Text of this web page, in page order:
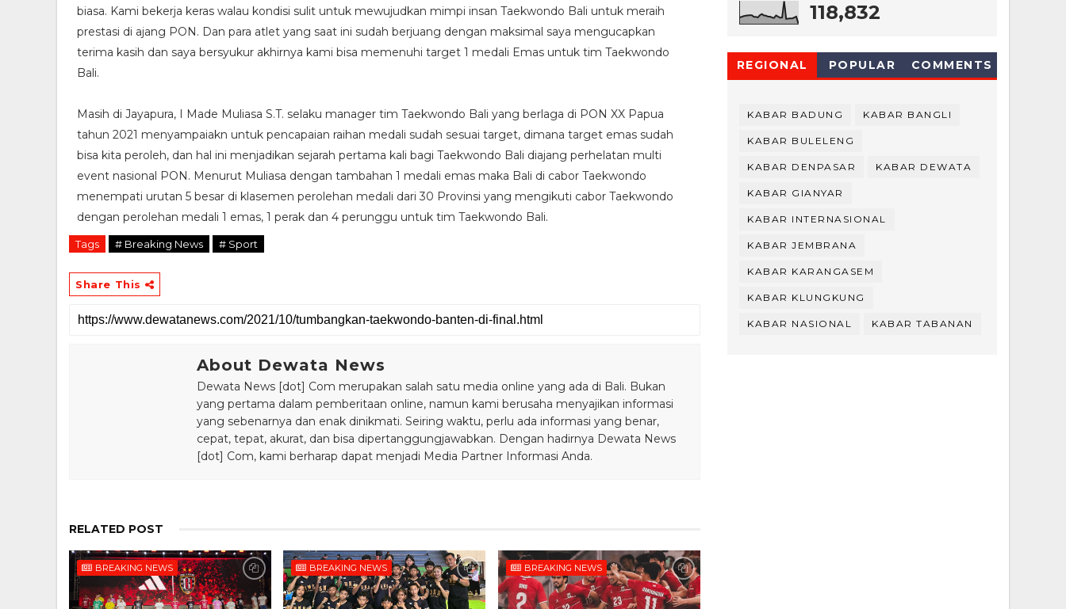
biasa. Kami bekerja keras walau kondisi sulit untuk mewujudkan mimpi insan Taekwondo Bali untuk meraih
prestasi di ajang PON. Dan para atlet yang saat ini sudah berjuang dengan maksimal saya mengucapkan
terima kasih dan saya bersyukur akhirnya kami bisa memenuhi target 1 medali Emas untuk tim Taekwondo
Bali.
Masih di Jayapura, I Made Muliasa S.T. selaku manager tim Taekwondo Bali yang berlaga di PON XX Papua
tahun 2021 menyampaiakn untuk pencapaian raihan medali sudah sesuai target, dimana target emas sudah
bisa kita peroleh, dan hal ini menjadikan sejarah pertama kali bagi Taekwondo Bali diajang perhelatan multi
event nasional PON. Menurut Muliasa dengan tambahan 1 medali emas maka Bali di cabor Taekwondo
menempati urutan 5 besar di klasemen perolehan medali dari 30 Provinsi yang mengikuti cabor Taekwondo
dengan perolehan medali 1 emas, 1 perak dan 4 perunggu untuk tim Taekwondo Bali.
Tags # Breaking News # Sport
Share This
About Dewata News
Dewata News [dot] Com merupakan salah satu media online yang ada di Bali. Bukan
yang pertama dalam pemberitaan online, namun kami berusaha menyajikan informasi
yang sebenarnya dan enak dinikmati. Seiring waktu, perlu ada informasi yang benar,
cepat, tepat, akurat, dan bisa dipertanggungjawabkan. Dengan hadirnya Dewata News
[dot] Com, kami berharap dapat menjadi Media Partner Informasi Anda.
RELATED POST
BREAKING NEWS BREAKING NEWS BREAKING NEWS
118,832
REGIONAL POPULAR COMMENTS
KABAR BADUNG KABAR BANGLI
KABAR BULELENG
KABAR DENPASAR KABAR DEWATA
KABAR GIANYAR
KABAR INTERNASIONAL
KABAR JEMBRANA
KABAR KARANGASEM
KABAR KLUNGKUNG
KABAR NASIONAL KABAR TABANAN